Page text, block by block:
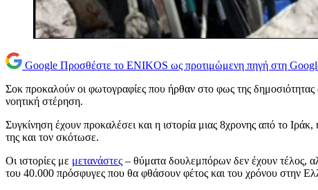
Google Προσθέστε το ENIKOS ως προτιμώμενη πηγή στη
Σοκ προκαλούν οι φωτογραφίες που ήρθαν στο φως της
νοητική στέρηση.
Συγκίνηση έχουν προκαλέσει και η ιστορία μιας 8χρονης από το
της και τον σκότωσε.
Οι ιστορίες με μετανάστες – θύματα δουλεμπόρων δεν έχουν τέλος,
του 40.000 πρόσφυγες που θα φθάσουν φέτος και του χρόνου στην